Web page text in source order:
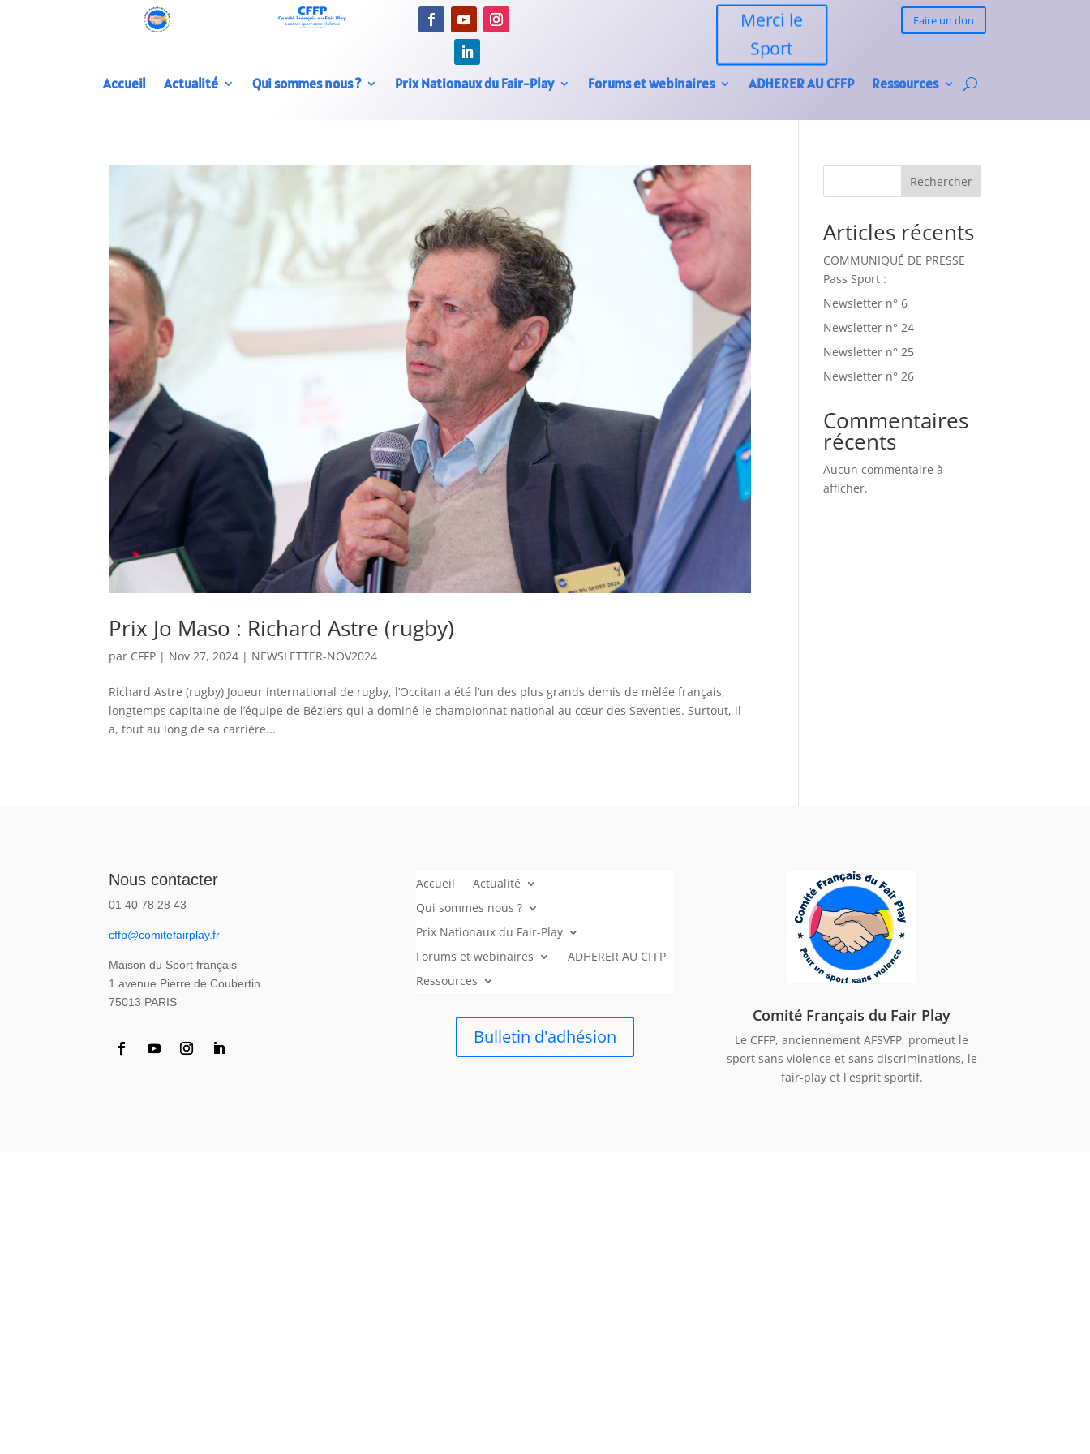
Merci le
Sport
Faire un don
Accueil Actualité Qui sommes nous ? Prix Nationaux du Fair-Play Forums et webinaires ADHERER AU CFFP Ressources
Prix Jo Maso : Richard Astre (rugby)
par CFFP | Nov 27, 2024 | NEWSLETTER-NOV2024
Richard Astre (rugby) Joueur international de rugby, l’Occitan a été l’un des plus grands demis de mêlée français,
longtemps capitaine de l’équipe de Béziers qui a dominé le championnat national au cœur des Seventies. Surtout, il
a, tout au long de sa carrière...
Rechercher
Articles récents
COMMUNIQUÉ DE PRESSE
Pass Sport :
Newsletter n° 6
Newsletter n° 24
Newsletter n° 25
Newsletter n° 26
Commentaires
récents
Aucun commentaire à
afficher.
Nous contacter
01 40 78 28 43
cffp@comitefairplay.fr
Maison du Sport français
1 avenue Pierre de Coubertin
75013 PARIS
Accueil
Actualité
Qui sommes nous ?
Prix Nationaux du Fair-Play
Forums et webinaires
ADHERER AU CFFP
Ressources
Bulletin d'adhésion
Comité Français du Fair Play
Le CFFP, anciennement AFSVFP, promeut le
sport sans violence et sans discriminations, le
fair-play et l'esprit sportif.